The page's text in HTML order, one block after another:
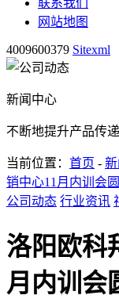
联系我们
网站地图
4009600379 Sitexml
新闻中心
不断地提升产品传
当前位置： 首页 -
销中心11月内训会
公司动态 行业资讯
洛阳欧科
月内训会